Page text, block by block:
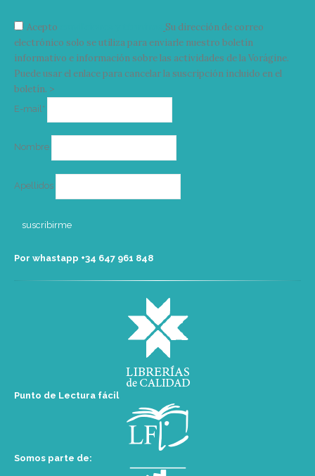
Acepto
Su dirección de correo
electrónico solo se utiliza para enviarle nuestro boletín
informativo e información sobre las actividades de la Vorágine.
Puede usar el enlace para cancelar la suscripción incluido en el
boletín. >
E-mail*
Nombre
Apellidos
Por whastapp +34 ‭647 961 848‬
Punto de Lectura fácil
Somos parte de: